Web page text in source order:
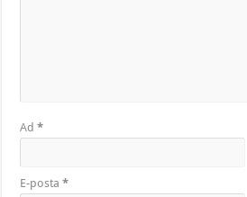
Ad*
E-posta*